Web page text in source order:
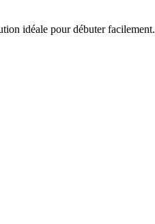
idéale pour débuter facilement.